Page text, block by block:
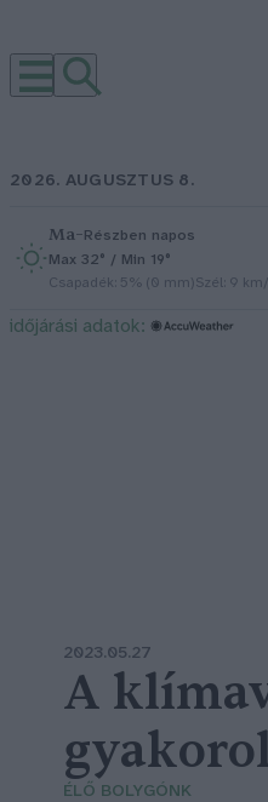
2026. AUGUSZTUS 8.
Ma–Részben napos
Max 32° / Min 19°
Csapadék: 5% (0 mm)Szél: 9
időjárási adatok:
2023.05.27
A
ÉLŐ BOLYGÓNK